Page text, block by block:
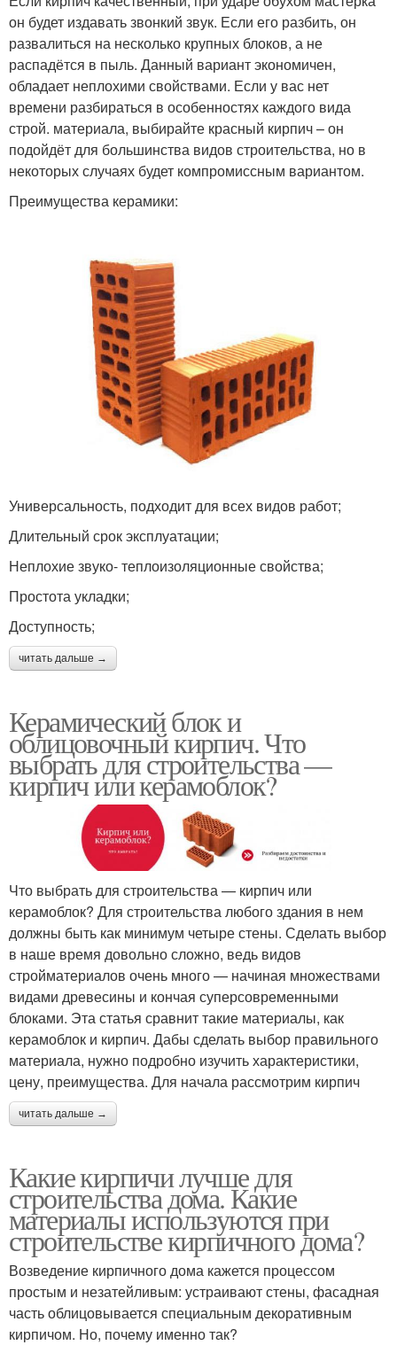
он будет издавать звонкий звук. Если его разбить, он
развалиться на несколько крупных блоков, а не
распадётся в пыль. Данный вариант экономичен,
обладает неплохими свойствами. Если у вас нет
времени разбираться в особенностях каждого вида
строй. материала, выбирайте красный кирпич – он
подойдёт для большинства видов строительства, но в
некоторых случаях будет компромиссным вариантом.
Преимущества керамики:
Универсальность, подходит для всех видов работ;
Длительный срок эксплуатации;
Неплохие звуко- теплоизоляционные свойства;
Простота укладки;
Доступность;
читать дальше →
Керамический блок и
облицовочный кирпич. Что
выбрать для строительства —
кирпич или керамоблок?
Что выбрать для строительства — кирпич или
керамоблок? Для строительства любого здания в нем
должны быть как минимум четыре стены. Сделать выбор
в наше время довольно сложно, ведь видов
стройматериалов очень много — начиная множествами
видами древесины и кончая суперсовременными
блоками. Эта статья сравнит такие материалы, как
керамоблок и кирпич. Дабы сделать выбор правильного
материала, нужно подробно изучить характеристики,
цену, преимущества. Для начала рассмотрим кирпич
читать дальше →
Какие кирпичи лучше для
строительства дома. Какие
материалы используются при
строительстве кирпичного дома?
Возведение кирпичного дома кажется процессом
простым и незатейливым: устраивают стены, фасадная
часть облицовывается специальным декоративным
кирпичом. Но, почему именно так?